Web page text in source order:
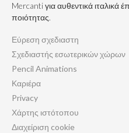
Mercanti για αυθεντικά ιταλικά
ποιότητας.
Εύρεση σχεδιαστη
Σχεδιαστής εσωτερικών χώρων
Pencil Animations
Καριέρα
Privacy
Χάρτης ιστότοπου
Διαχείριση cookie